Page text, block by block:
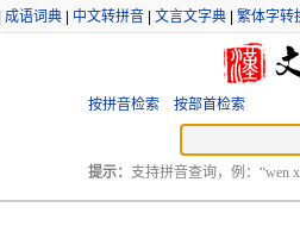
成语词典 中文转拼音 文言文字典 繁体字转
按拼音检索 按部首检索
提示： 支持拼音查询，例：“wen